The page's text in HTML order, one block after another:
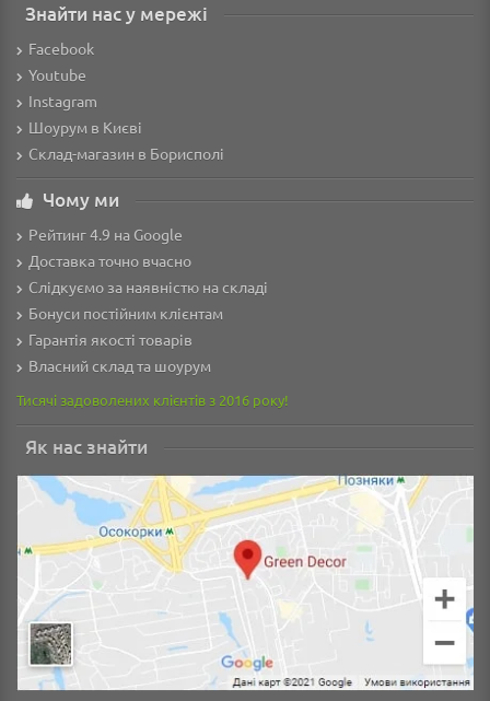
Знайти нас у мережі
Facebook
Youtube
Instagram
Шоурум в Києві
Склад-магазин в Борисполі
Чому ми
Рейтинг 4.9 на Google
Доставка точно вчасно
Слідкуємо за наявністю на складі
Бонуси постійним клієнтам
Гарантія якості товарів
Власний склад та шоурум
Тисячі задоволених клієнтів з 2016 року!
Як нас знайти